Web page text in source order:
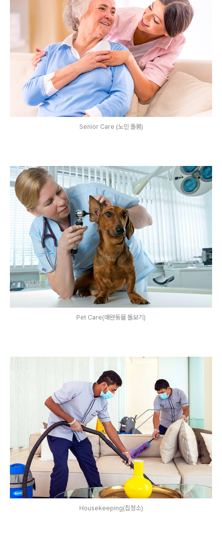
Senior Care (노인 돌봄)
Pet Care(애완동물 돌보기)
Housekeeping(집청소)